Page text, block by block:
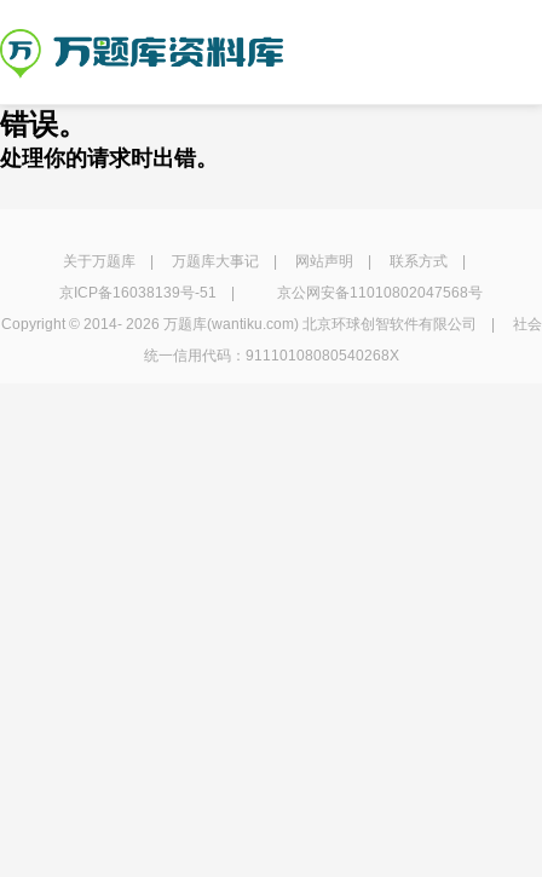
错误。
处理你的请求时出错。
关于万题库| 万题库大事记| 网站声明 联系方式|
京ICP备16038139号-51
京公网安备11010802047568号
Copyright © 2014- 2026 万题库(wantiku.com) 北京环球创智软件有限公司 | 社会
统一信用代码：91110108080540268X